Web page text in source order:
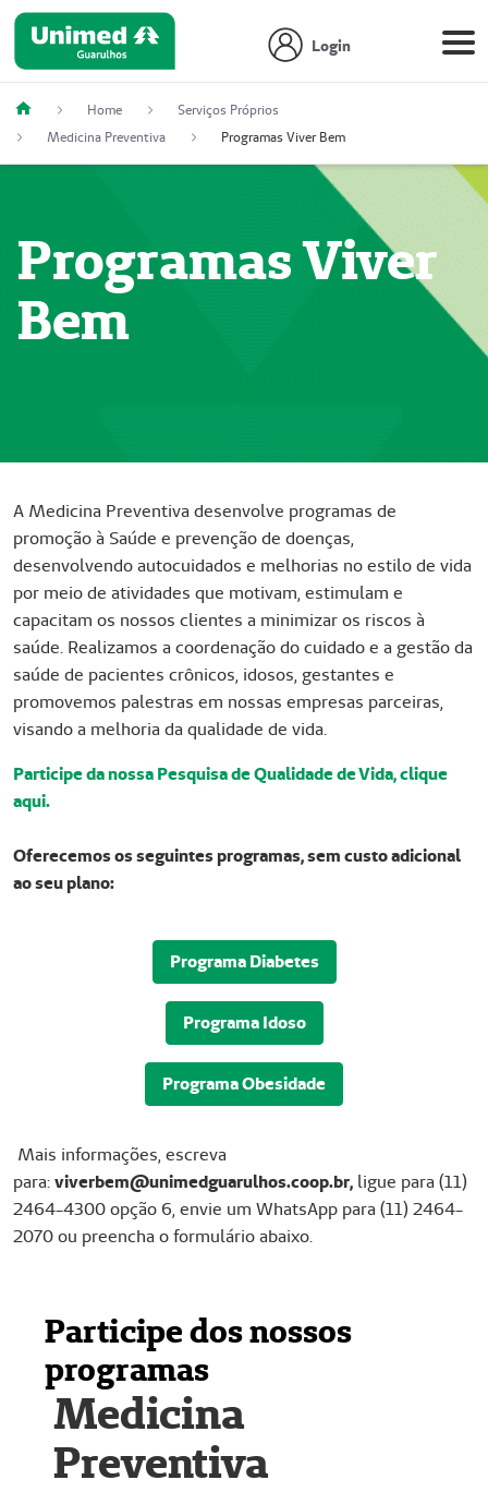
Login
Home
Serviços Próprios
Medicina Preventiva
Programas Viver Bem
Programas Viver
Bem
A Medicina Preventiva desenvolve programas de
promoção à Saúde e prevenção de doenças,
desenvolvendo autocuidados e melhorias no estilo de vida
por meio de atividades que motivam, estimulam e
capacitam os nossos clientes a minimizar os riscos à
saúde. Realizamos a coordenação do cuidado e a gestão da
saúde de pacientes crônicos, idosos, gestantes e
promovemos palestras em nossas empresas parceiras,
visando a melhoria da qualidade de vida.
Participe da nossa Pesquisa de Qualidade de Vida,clique
aqui.
Oferecemos os seguintes programas, sem custo adicional
ao seu plano:
Programa Diabetes
Programa Idoso
Programa Obesidade
Mais informações, escreva
para:viverbem@unimedguarulhos.coop.br, ligue para (11)
2464-4300 opção 6, envie um WhatsApp para (11) 2464-
2070 ou preencha o formulário abaixo.
Participe dos nossos
programas
Medicina
Preventiva